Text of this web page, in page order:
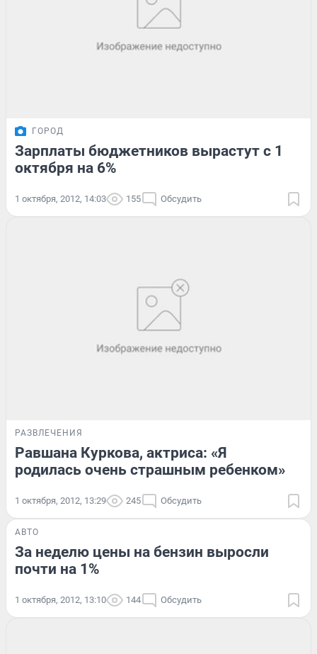
ГОРОД
Зарплаты бюджетников вырастут с 1
октября на 6%
1 октября, 2012, 14:03 155 Обсудить
РАЗВЛЕЧЕНИЯ
Равшана Куркова, актриса: «Я
родилась очень страшным ребенком»
1 октября, 2012, 13:29 245 Обсудить
АВТО
За неделю цены на бензин выросли
почти на 1%
1 октября, 2012, 13:10 144 Обсудить